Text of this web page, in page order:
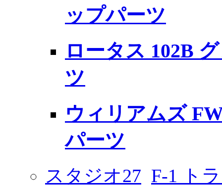
ップパーツ
ロータス 102B
ツ
ウィリアムズ
パーツ
スタジオ27 F-1 ト